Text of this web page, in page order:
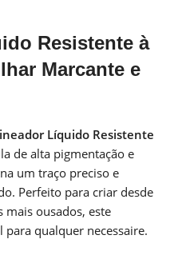
Resistente à
Marcante e
Líquido Resistente
de alta pigmentação e
um traço preciso e
Perfeito para criar desde
mais ousados, este
qualquer necessaire.